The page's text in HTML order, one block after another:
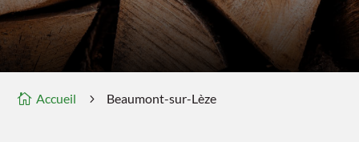
 Accueil 5 Beaumont-sur-Lèze